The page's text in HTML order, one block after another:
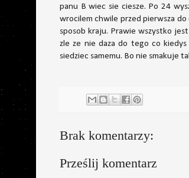
panu B wiec sie ciesze. Po 24
wrocilem chwile przed pierwsza
sposob kraju. Prawie wszystko
zle ze nie daza do tego co
siedziec samemu. Bo nie smakuje
Brak komentarzy:
Prześlij komentarz